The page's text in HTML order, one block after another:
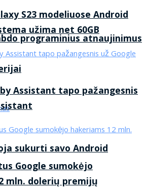
programinius atnaujinimus
sukurti savo Android
S23 modeliuose Android
užima net 60GB
Assistant tapo pažangesnis
Google sumokėjo
mln. dolerių premijų